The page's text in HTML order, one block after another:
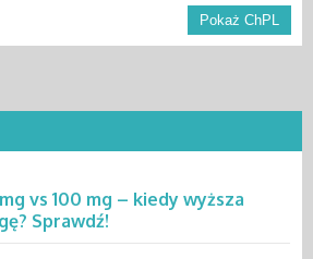
Pokaż ChPL
vs 100 mg – kiedy wyższa
Sprawdź!